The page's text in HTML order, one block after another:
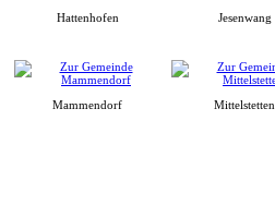
Hattenhofen Jesenwang
Mammendorf Mittelstetten